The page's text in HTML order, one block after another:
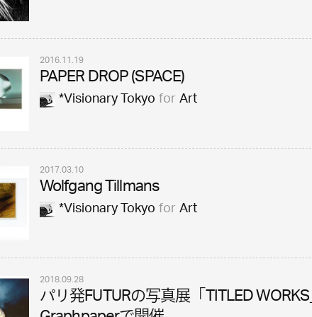
2016.11.19
PAPER DROP (SPACE)
*Visionary TokyoforArt
2017.03.10
Wolfgang Tillmans
*Visionary TokyoforArt
2018.09.28
パリ発FUTURの写真展「TITLED